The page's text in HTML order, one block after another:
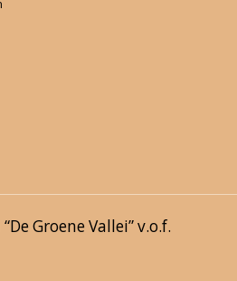
Groene Vallei” v.o.f.